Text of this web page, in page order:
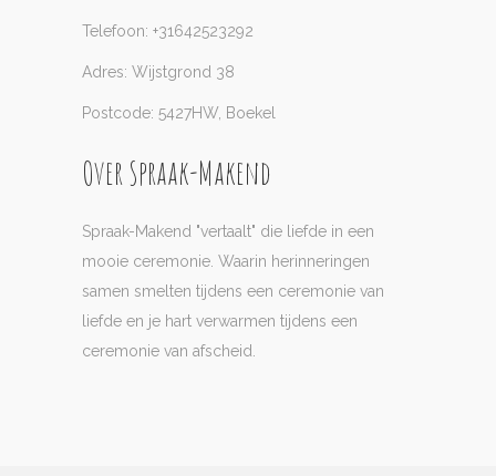
Telefoon: +31642523292
Adres: Wijstgrond 38
Postcode: 5427HW, Boekel
Over Spraak-Makend
Spraak-Makend "vertaalt" die liefde in een
mooie ceremonie. Waarin herinneringen
samen smelten tijdens een ceremonie van
liefde en je hart verwarmen tijdens een
ceremonie van afscheid.